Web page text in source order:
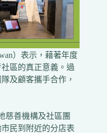
）表示，藉著年度
區的真正意義。過
及顧客攜手合作，
慈善機構及社區團
民到附近的分店表